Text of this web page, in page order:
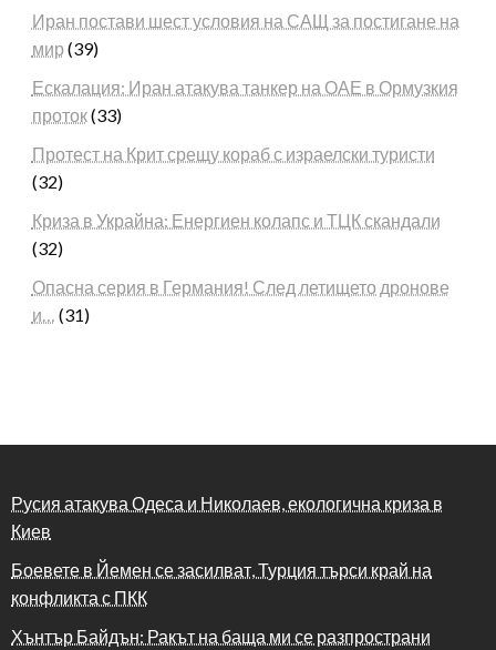
Иран постави шест условия на САЩ за постигане на
мир (39)
Ескалация: Иран атакува танкер на ОАЕ в Ормузкия
проток(33)
Протест на Крит срещу кораб с израелски туристи
(32)
Криза в Украйна: Енергиен колапс и ТЦК скандали
(32)
Опасна серия в Германия! След летището дронове
и… (31)
Русия атакува Одеса и Николаев, екологична криза в
Киев
Боевете в Йемен се засилват, Турция търси край на
конфликта с ПКК
Хънтър Байдън: Ракът на баща ми се разпространи